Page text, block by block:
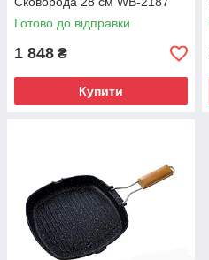
Готово до відправки
1 848 ₴
Купити